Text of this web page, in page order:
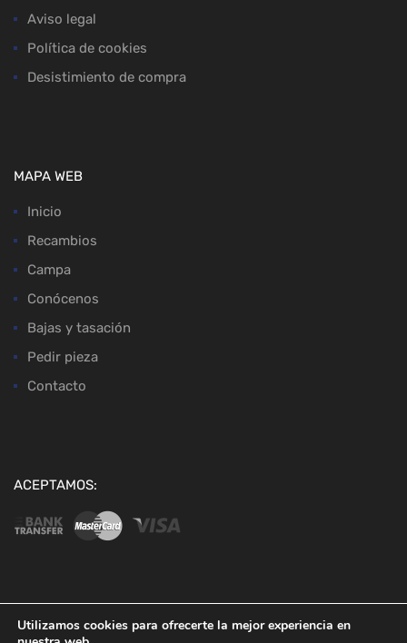
Aviso legal
Política de cookies
Desistimiento de compra
MAPA WEB
Inicio
Recambios
Campa
Conócenos
Bajas y tasación
Pedir pieza
Contacto
ACEPTAMOS:
Utilizamos cookies para ofrecerte la mejor experiencia en